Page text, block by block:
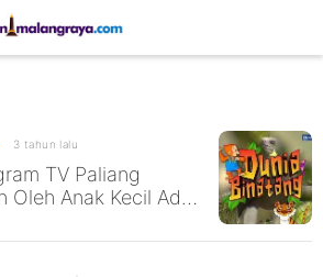
3 tahun lalu
TV Paliang
Oleh Anak Kecil Ada